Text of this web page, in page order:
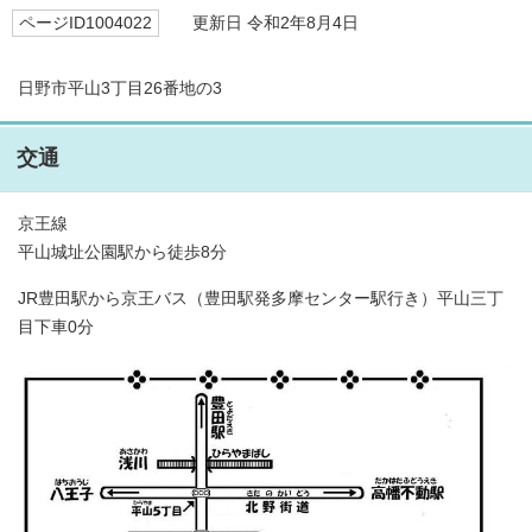
ページID1004022 更新日 令和2年8月4日
日野市平山3丁目26番地の3
交通
京王線
平山城址公園駅から徒歩8分
JR豊田駅から京王バス（豊田駅発多摩センター駅行き）平山三丁
目下車0分